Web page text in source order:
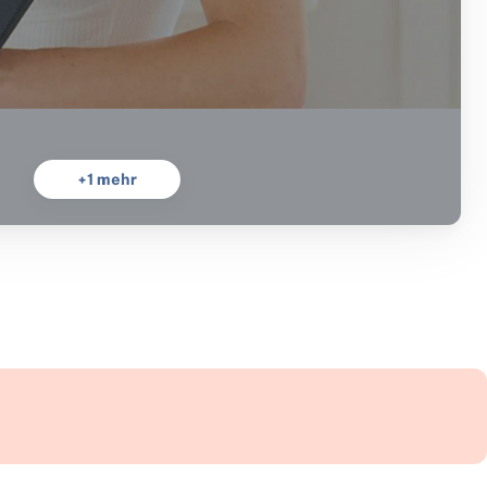
+1 mehr